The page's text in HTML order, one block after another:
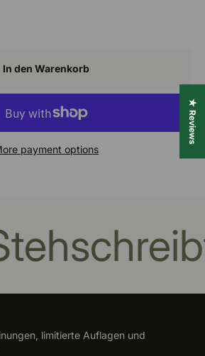
In den Warenkorb
payment options
limitierte Auflagen und
★ Reviews